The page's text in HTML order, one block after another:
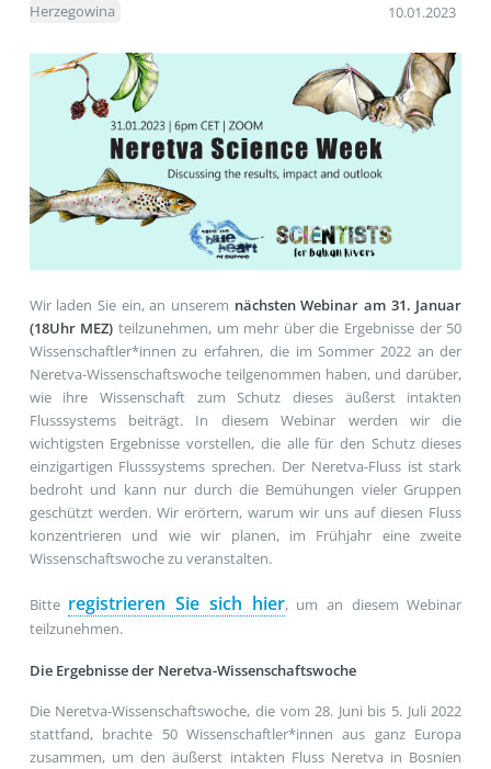
Herzegowina
10.01.2023
Wir laden Sie ein, an unserem nächsten Webinar am 31. Januar
(18Uhr MEZ) teilzunehmen, um mehr über die Ergebnisse der 50
Wissenschaftler*innen zu erfahren, die im Sommer 2022 an der
Neretva-Wissenschaftswoche teilgenommen haben, und darüber,
wie ihre Wissenschaft zum Schutz dieses äußerst intakten
Flusssystems beiträgt. In diesem Webinar werden wir die
wichtigsten Ergebnisse vorstellen, die alle für den Schutz dieses
einzigartigen Flusssystems sprechen. Der Neretva-Fluss ist stark
bedroht und kann nur durch die Bemühungen vieler Gruppen
geschützt werden. Wir erörtern, warum wir uns auf diesen Fluss
konzentrieren und wie wir planen, im Frühjahr eine zweite
Wissenschaftswoche zu veranstalten.
Bitte registrieren Sie sich hier, um an diesem Webinar
teilzunehmen.
Die Ergebnisse der Neretva-Wissenschaftswoche
Die Neretva-Wissenschaftswoche, die vom 28. Juni bis 5. Juli 2022
stattfand, brachte 50 Wissenschaftler*innen aus ganz Europa
zusammen, um den äußerst intakten Fluss Neretva in Bosnien